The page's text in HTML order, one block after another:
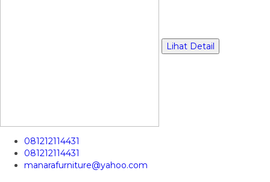
Lihat Detail
081212114431
081212114431
manarafurniture@yahoo.com